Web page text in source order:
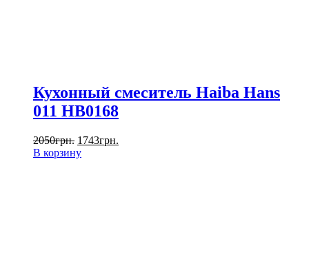
Кухонный смеситель Haiba Hans
011 HB0168
2050грн. 1743грн.
В корзину